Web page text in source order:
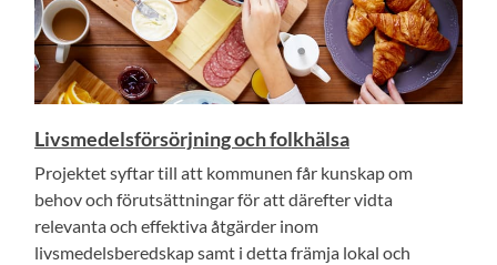
Livsmedelsförsörjning och folkhälsa
Projektet syftar till att kommunen får kunskap om
behov och förutsättningar för att därefter vidta
relevanta och effektiva åtgärder inom
livsmedelsberedskap samt i detta främja lokal och